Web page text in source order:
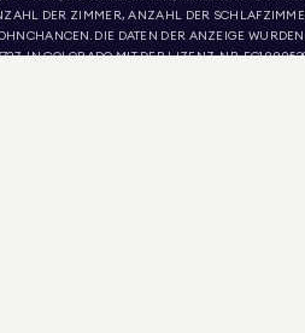
DER ZIMMER, ANZAHL DER
DIE DATEN DER ANZEIGE
IN COLORADO MIT DER LIZENZ-NR.